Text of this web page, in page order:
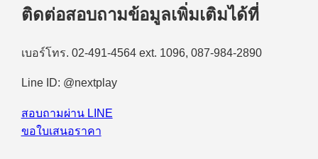
ติดต่อสอบถามข้อมูลเพิ่มเติมได้ที่
เบอร์โทร. 02-491-4564 ext. 1096, 087-984-2890
Line ID: @nextplay
สอบถามผ่าน LINE
ขอใบเสนอราคา